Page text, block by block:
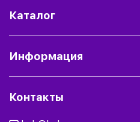
Каталог
Информация
Контакты